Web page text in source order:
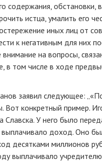
содержания, обстановки,
истца, умалить его
иных лиц от
к негативным для них
на вопросы,
в том числе в ходе
заявил следующее:
Вот конкретный пример.
У него было
доход. Оно
десятками миллионов
выплачивало